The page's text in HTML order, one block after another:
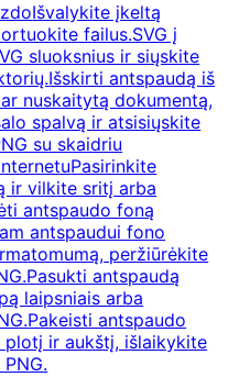
Išvalykite įkeltą
failus.SVG į
sluoksnius ir siųskite
Išskirti antspaudą iš
nuskaitytą dokumentą,
spalvą ir atsisiųskite
su skaidriu
Pasirinkite
ir vilkite sritį arba
antspaudo foną
antspaudui fono
peržiūrėkite
Pasukti antspaudą
laipsniais arba
Pakeisti antspaudo
plotį ir aukštį, išlaikykite